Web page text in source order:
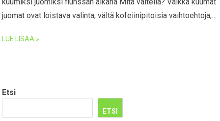
juomat ovat loistava valinta, vältä kofeiinipitoisia vaihtoehtoja,…
LUE LISÄÄ »
Etsi
ETSI